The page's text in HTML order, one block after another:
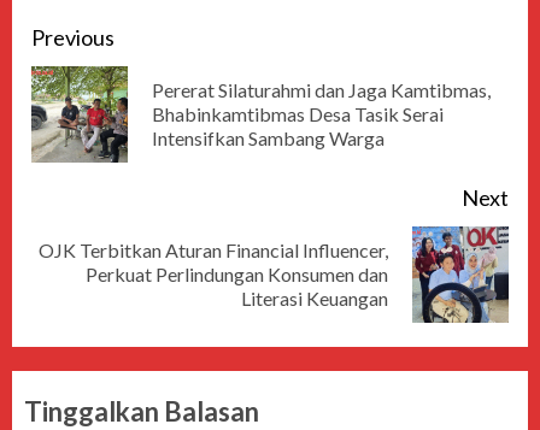
Previous
Pererat Silaturahmi dan Jaga Kamtibmas,
Bhabinkamtibmas Desa Tasik Serai
Intensifkan Sambang Warga
Next
OJK Terbitkan Aturan Financial Influencer,
Perkuat Perlindungan Konsumen dan
Literasi Keuangan
Tinggalkan Balasan